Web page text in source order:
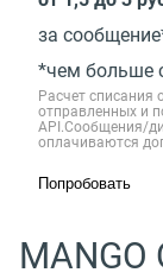
за
*чем больше
Расчет списания
отправленных и
API.Сообщения/
оплачиваются
Попробовать
MANGO